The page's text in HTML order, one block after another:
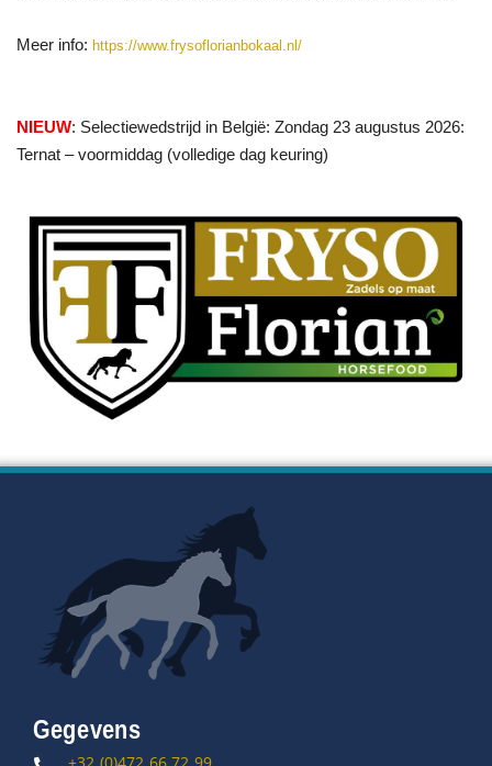
Meer info: https://www.frysoflorianbokaal.nl/
NIEUW: Selectiewedstrijd in België: Zondag 23 augustus 2026:
Ternat – voormiddag (volledige dag keuring)
Gegevens